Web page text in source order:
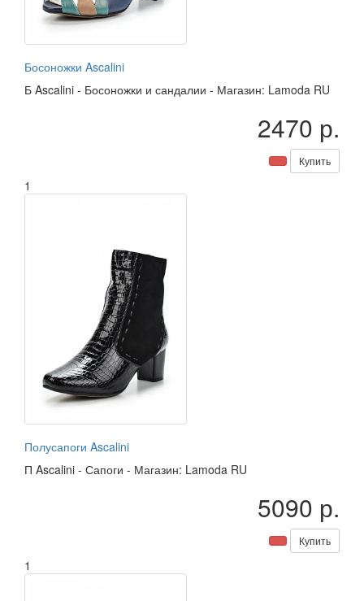
Босоножки Ascalini
Б Ascalini - Босоножки и сандалии - Магазин: Lamoda RU
2470 р.
Купить
1
Полусапоги Ascalini
П Ascalini - Сапоги - Магазин: Lamoda RU
5090 р.
Купить
1